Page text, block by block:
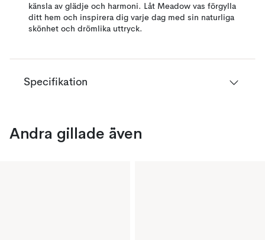
känsla av glädje och harmoni. Låt Meadow vas förgylla
ditt hem och inspirera dig varje dag med sin naturliga
skönhet och drömlika uttryck.
Specifikation
Andra gillade även